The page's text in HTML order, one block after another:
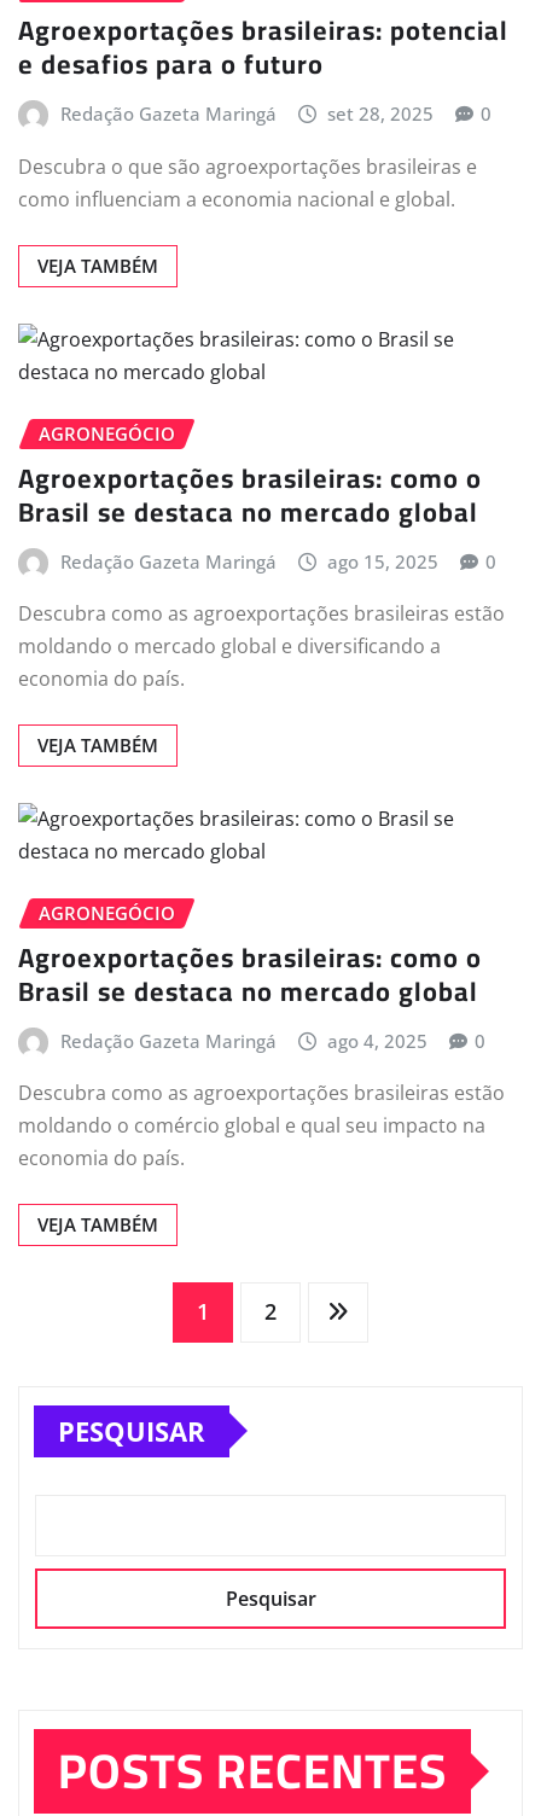
Agroexportações brasileiras: potencial
e desafios para o futuro
Redação Gazeta Maringá set 28, 2025 0
Descubra o que são agroexportações brasileiras e
como influenciam a economia nacional e global.
VEJA TAMBÉM
AGRONEGÓCIO
Agroexportações brasileiras: como o
Brasil se destaca no mercado global
Redação Gazeta Maringá ago 15, 2025 0
Descubra como as agroexportações brasileiras estão
moldando o mercado global e diversificando a
economia do país.
VEJA TAMBÉM
AGRONEGÓCIO
Agroexportações brasileiras: como o
Brasil se destaca no mercado global
Redação Gazeta Maringá ago 4, 2025 0
Descubra como as agroexportações brasileiras estão
moldando o comércio global e qual seu impacto na
economia do país.
VEJA TAMBÉM
Paginação
de
posts
1 2
PESQUISAR
Pesquisar
POSTS RECENTES